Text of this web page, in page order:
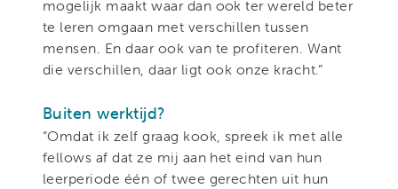
mogelijk maakt waar dan ook ter wereld beter
te leren omgaan met verschillen tussen
mensen. En daar ook van te profiteren. Want
die verschillen, daar ligt ook onze kracht.”
Buiten werktijd?
“Omdat ik zelf graag kook, spreek ik met alle
fellows af dat ze mij aan het eind van hun
leerperiode één of twee gerechten uit hun